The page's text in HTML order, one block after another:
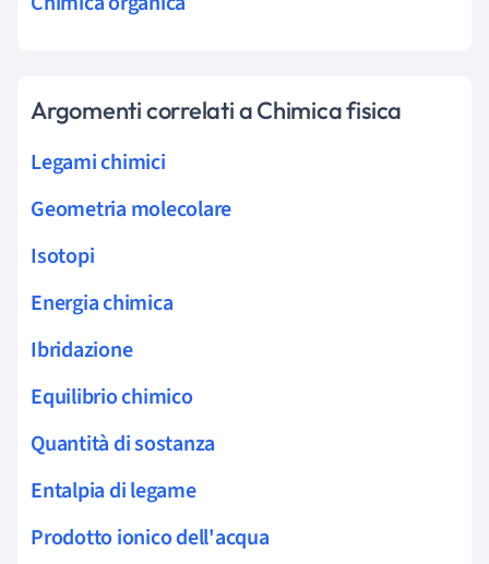
Argomenti correlati a Chimica fisica
Legami chimici
Geometria molecolare
Isotopi
Energia chimica
Ibridazione
Equilibrio chimico
Quantità di sostanza
Entalpia di legame
Prodotto ionico dell'acqua